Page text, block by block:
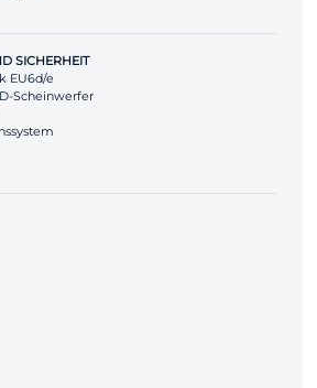
SICHERHEIT
EU6d/e
Scheinwerfer